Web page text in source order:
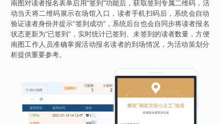
南图对读者报名表单启用“签到”功能后，获取签到专属二维码，活
动当天将二维码展示在场馆入口，读者手机扫码后，系统会自动
验证读者身份并提示“签到成功”，系统后台也会自同步将读者报名
状态更新为“已签到”，实时统计已签到、未签到的读者数量，方便
南图工作人员准确掌握活动报名读者的到场情况，为活动策划分
析提供重要参考。